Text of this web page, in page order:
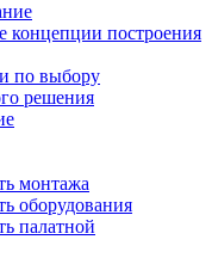
концепции построения
по выбору
решения
монтажа
оборудования
палатной